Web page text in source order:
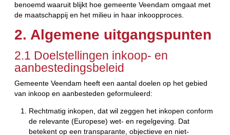
benoemd waaruit blijkt hoe gemeente Veendam omgaat met
de maatschappij en het milieu in haar inkoopproces.
2. Algemene uitgangspunten
2.1 Doelstellingen inkoop- en
aanbestedingsbeleid
Gemeente Veendam heeft een aantal doelen op het gebied
van inkoop en aanbesteden geformuleerd:
Rechtmatig inkopen, dat wil zeggen het inkopen conform
de relevante (Europese) wet- en regelgeving. Dat
betekent op een transparante, objectieve en niet-